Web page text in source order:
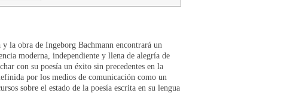
la obra de Ingeborg Bachmann encontrará un
moderna, independiente y llena de alegría de
con su poesía un éxito sin precedentes en la
por los medios de comunicación como un
sobre el estado de la poesía escrita en su lengua